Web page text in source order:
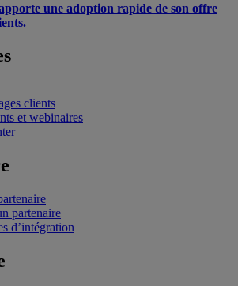
une adoption rapide de son offre
clients
et webinaires
partenaire
d’intégration